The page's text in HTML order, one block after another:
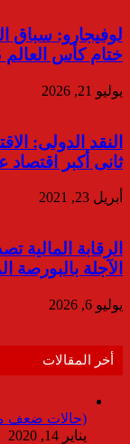
لوفيجارو: سباق
ختام كأس العالم 2026
يوليو 21, 2026
النقد الدولى:
ثانى أكبر اقتصاد
أبريل 23, 2021
الرقابة المالية
الآجلة بالبورصة
يوليو 6, 2026
أخر المقالات
(حالات ضعف
يناير 14, 2020